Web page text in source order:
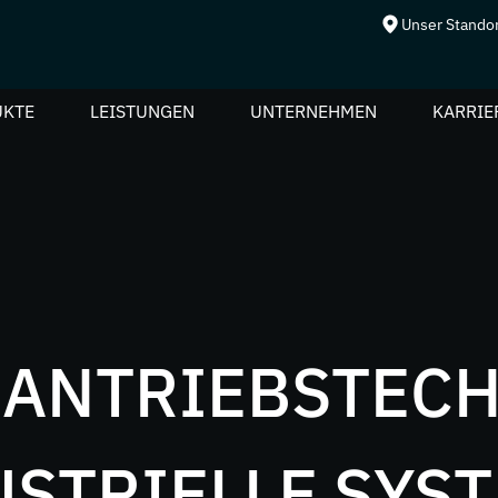
Unser
LEISTUNGEN UNTERNEHMEN